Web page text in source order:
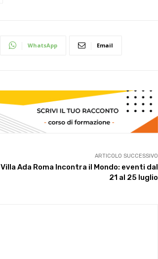
WhatsApp Email
ARTICOLO SUCCESSIVO
Villa Ada Roma Incontra il Mondo: eventi dal
21 al 25 luglio